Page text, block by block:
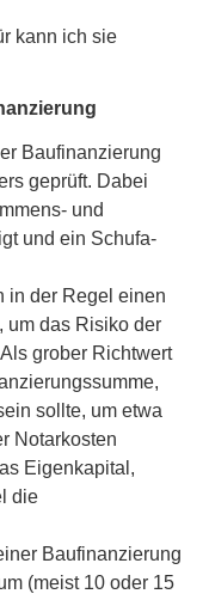
Baufinanzierung
geprüft. Dabei
und
und ein Schufa-
in der Regel einen
um das Risiko der
grober Richtwert
sollte, um etwa
Notarkosten
Eigenkapital,
die
Baufinanzierung
(meist 10 oder 15